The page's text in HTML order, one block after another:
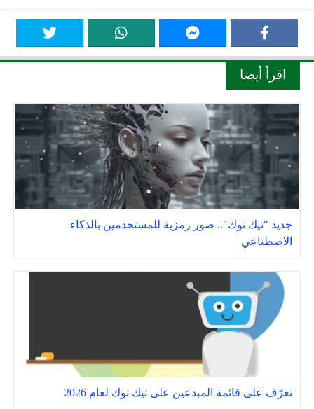
اقرأ أيضا
جديد "تيك توك".. صور رمزية للمستخدمين بالذكاء
الاصطناعي
تعرّف على قائمة المبدعين على تيك توك لعام 2026